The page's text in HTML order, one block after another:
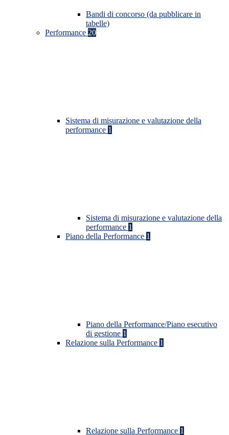
Bandi di concorso (da pubblicare in
tabelle)
Performance 20
Sistema di misurazione e valutazione della
performance 1
Sistema di misurazione e valutazione della
performance 1
Piano della Performance 1
Piano della Performance/Piano esecutivo
di gestione 1
Relazione sulla Performance 1
Relazione sulla Performance 1